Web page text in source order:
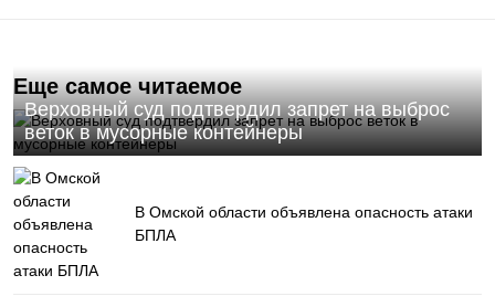
Еще самое читаемое
Верховный суд подтвердил запрет на выброс
веток в мусорные контейнеры
В Омской области объявлена опасность атаки
БПЛА